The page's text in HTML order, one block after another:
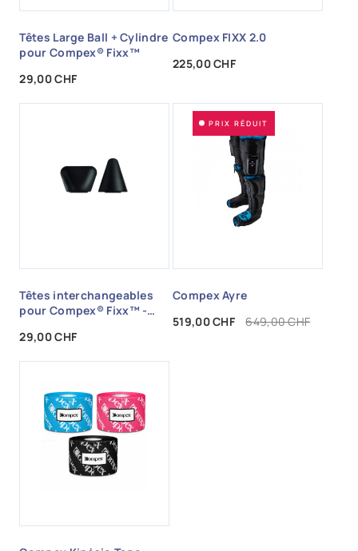
Têtes Large Ball + Cylindre
pour Compex® Fixx™
Prix
29,00 CHF
Compex FIXX 2.0
Prix
225,00 CHF
Têtes interchangeables
pour Compex® Fixx™ -
Prix
29,00 CHF
Compex Ayre
Prix
519,00 CHF Prix de base
649,00 CHF
PRIX RÉDUIT